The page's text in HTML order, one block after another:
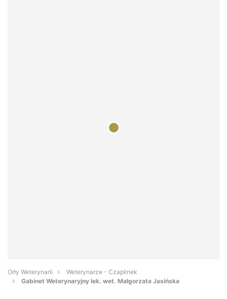
Orły Weterynarii
Weterynarze - Czaplinek
Gabinet Weterynaryjny lek. wet. Małgorzata Jasińska